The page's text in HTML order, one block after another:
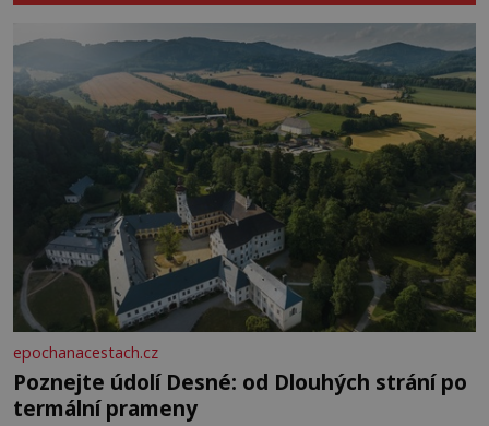
epochanacestach.cz
Poznejte údolí Desné: od Dlouhých strání po
termální prameny